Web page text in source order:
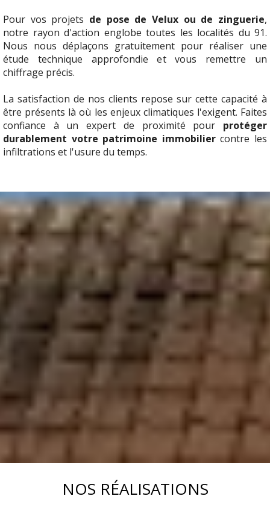
Pour vos projets de pose de Velux ou de zinguerie,
notre rayon d'action englobe toutes les localités du 91.
Nous nous déplaçons gratuitement pour réaliser une
étude technique approfondie et vous remettre un
chiffrage précis.
La satisfaction de nos clients repose sur cette capacité à
être présents là où les enjeux climatiques l'exigent. Faites
confiance à un expert de proximité pour protéger
durablement votre patrimoine immobiliercontre les
infiltrations et l'usure du temps.
NOS RÉALISATIONS